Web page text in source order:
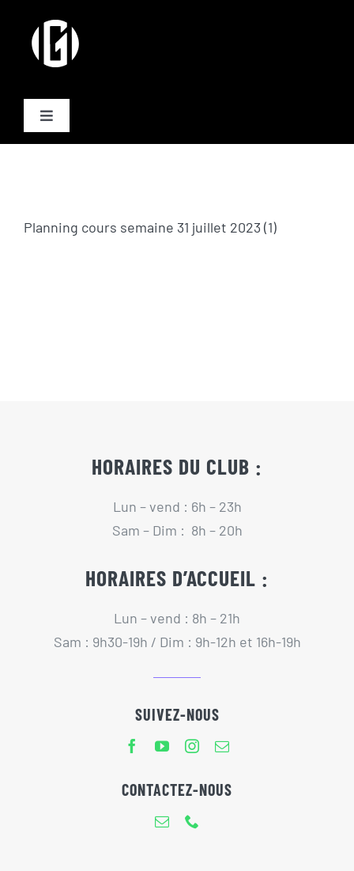
contenu
Toggle
Pré-inscription/boutique
Planning cours semaine 31 juillet 2023 (1)
HORAIRES DU CLUB :
Lun – vend : 6h – 23h
Sam – Dim : 8h – 20h
HORAIRES D’ACCUEIL :
Lun – vend : 8h – 21h
Sam : 9h30-19h / Dim : 9h-12h et 16h-19h
SUIVEZ-NOUS
CONTACTEZ-NOUS